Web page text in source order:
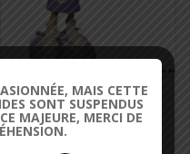
CANDICE DOLL
€20.00 €17.00
MAIS CETTE
SONT SUSPENDUS
MAJEURE, MERCI DE